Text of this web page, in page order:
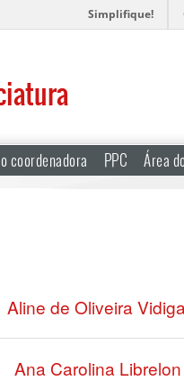
Simplifique!
coordenadora PPC Área
Aline de Oliveira
Ana Carolina Librelon